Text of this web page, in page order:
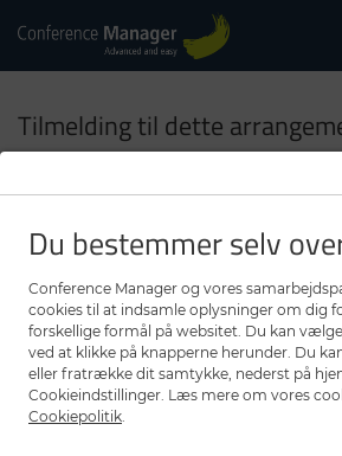
Tilmelding til dette
ikke muligt
Dette kort kræver at marketing
Klik her for at ændre dine
Du bestemmer selv
Conference Manager og vores
cookies til at indsamle oplysninger om dig
forskellige formål på websitet. Du kan
ved at klikke på knapperne herunder. Du
eller fratrække dit samtykke, nederst på
Cookieindstillinger. Læs mere om vores
Cookiepolitik.